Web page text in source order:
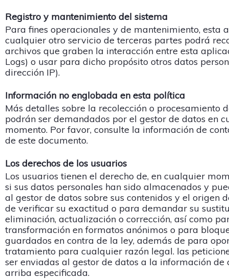
Registro y mantenimiento del sistema
Para fines operacionales y de mantenimiento, esta
cualquier otro servicio de terceras partes podrá
archivos que graben la interacción entre esta
Logs) o usar para dicho propósito otros datos
dirección IP).
Información no englobada en esta política
Más detalles sobre la recolección o procesamiento
podrán ser demandados por el gestor de datos en
momento. Por favor, consulte la información de
de este documento.
Los derechos de los usuarios
Los usuarios tienen el derecho de, en cualquier
si sus datos personales han sido almacenados y
al gestor de datos sobre sus contenidos y el origen
de verificar su exactitud o para demandar su
eliminación, actualización o corrección, así como
transformación en formatos anónimos o para
guardados en contra de la ley, además de para
tratamiento para cualquier razón legal. las
ser enviadas al gestor de datos a la información de
arriba especificada.